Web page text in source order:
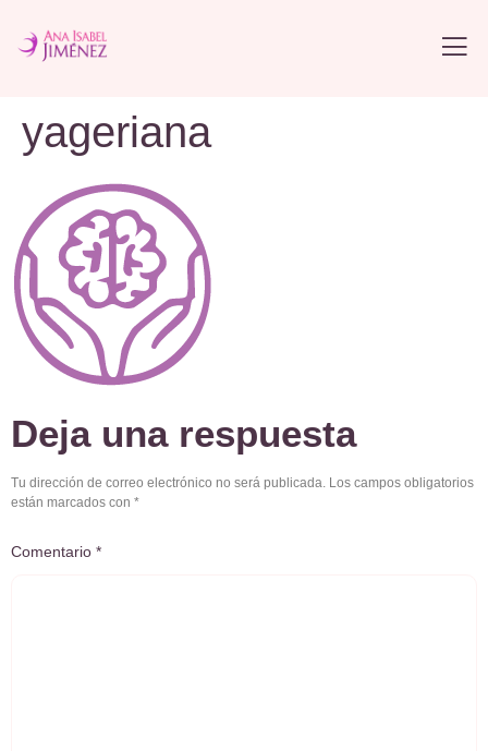
yageriana
Deja una respuesta
Tu dirección de correo electrónico no será publicada. Los campos obligatorios
están marcados con *
Comentario *